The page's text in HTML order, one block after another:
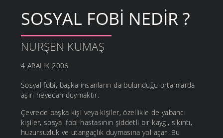
SOSYAL FOBI NEDIR ?
NURŞEN KUMAŞ
4 ARALIK 2006
Sosyal fobi, başka insanların da bulunduğu ortamlarda
aşırı heyecan duymaktır.
Çevrede başka kişi veya kişiler, özellikle de yabancı
kişiler, sosyal fobi hastasının şiddetli bir kaygı, sıkıntı,
huzursuzluk ve utangaçlık duymasına yol açar. Bu